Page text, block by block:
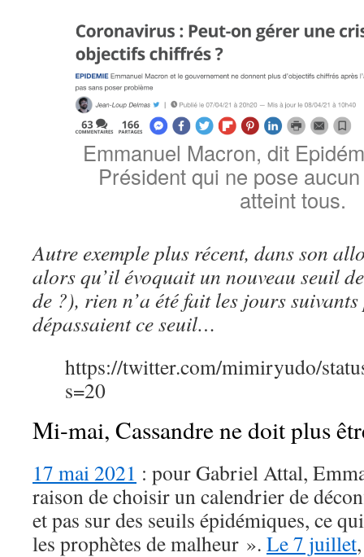
Emmanuel Macron, dit
Président qui ne pose
atteint tous.
Autre exemple plus récent, dans son
alors qu’il évoquait un nouveau seuil
de ?), rien n’a été fait les jours
dépassaient ce seuil…
https://twitter.com/mimiryudo/
s=20
Mi-mai, Cassandre ne doit plus
17 mai 2021 : pour Gabriel Attal,
raison de choisir un calendrier de
et pas sur des seuils épidémiques, ce
les prophètes de malheur ». Le 7 juillet